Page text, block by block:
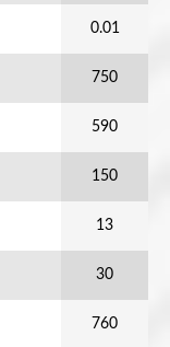
0.01
750
590
150
13
30
760